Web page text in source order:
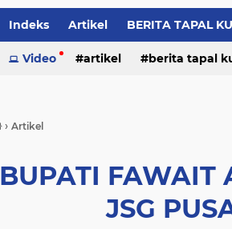
Indeks Artikel BERITA TAPAL
PERISTIWA
Video artikel berita tapal
› Artikel
BUPATI FAWAIT
JSG